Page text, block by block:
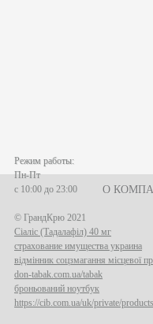
О
Режим работы:
Пн-Пт
с 10:00 до 23:00
© ГрандКрю 2021
Сіаліс (Тадалафіл) 40 мг
страхование имущества украина
відмінник соцзмагання місцевої
don-tabak.com.ua/tabak
броньований ноутбук
https://cib.com.ua/uk/private/